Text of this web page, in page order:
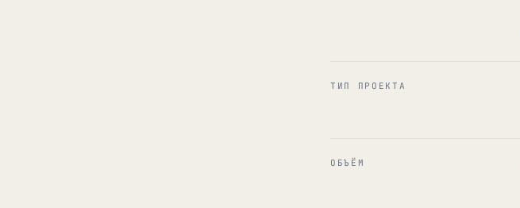
ТИП ПРОЕКТА
ОБЪЁМ